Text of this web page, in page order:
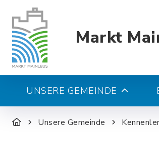
Markt
UNSERE GEMEINDE
Unsere Gemeinde